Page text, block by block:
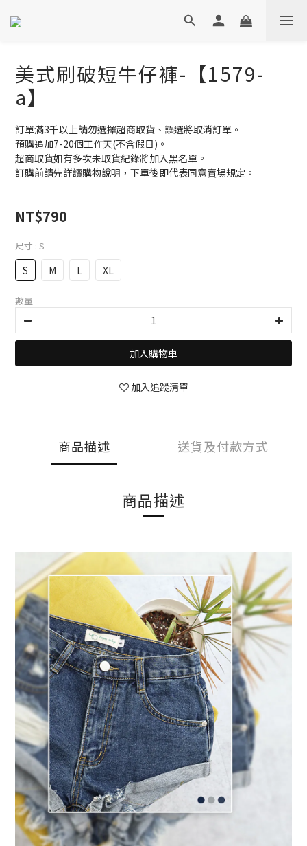
美式刷破短牛仔褲-【1579-
a】
訂單滿3千以上請勿選擇超商取貨、誤選將取消訂單。
預購追加7-20個工作天(不含假日)。
超商取貨如有多次未取貨紀錄將加入黑名單。
訂購前請先詳讀購物說明，下單後即代表同意賣場規定。
NT$790
尺寸 : S
S M L XL
數量
加入購物車
加入追蹤清單
商品描述 送貨及付款方式
商品描述